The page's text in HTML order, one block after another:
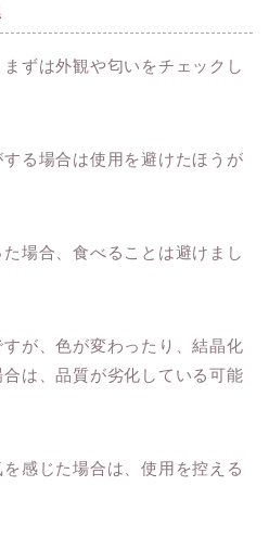
まずは外観や匂いをチェックし
る場合は使用を避けたほうが
た場合、食べることは避けまし
が、色が変わったり、結晶化
は、品質が劣化している可能
感じた場合は、使用を控える